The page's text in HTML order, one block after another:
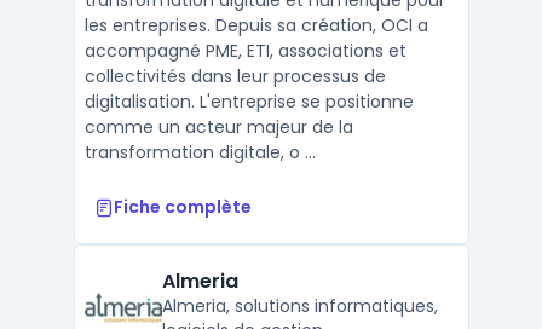
les entreprises. Depuis sa création, OCI a
accompagné PME, ETI, associations et
collectivités dans leur processus de
digitalisation. L'entreprise se positionne
comme un acteur majeur de la
transformation digitale, o ...
Fiche complète
Almeria
Almeria, solutions informatiques,